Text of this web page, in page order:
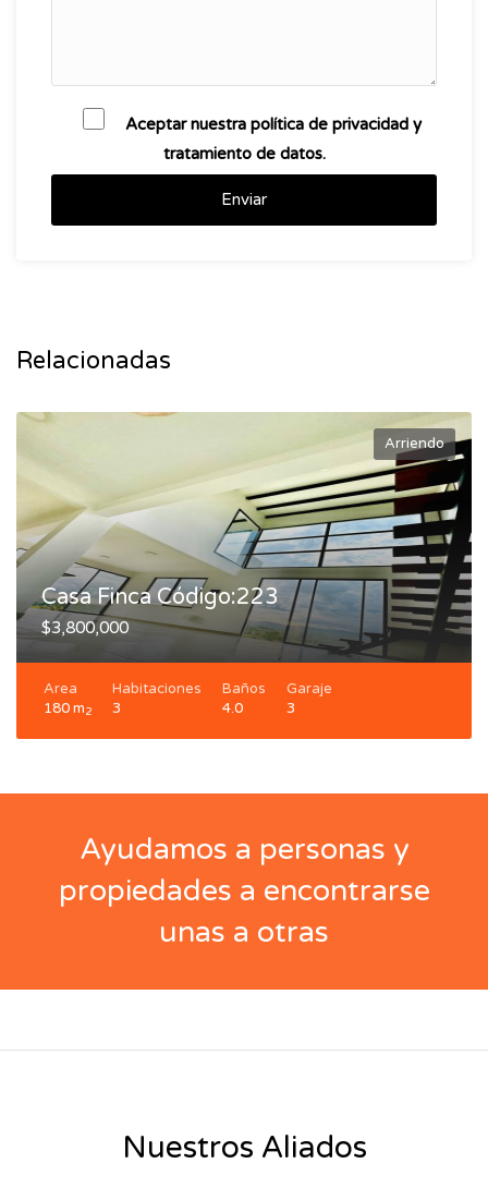
Aceptar nuestra política de privacidad y
tratamiento de datos.
Enviar
Relacionadas
Arriendo
Casa Finca Código:223
$3,800,000
Area
180 m2
Habitaciones
3
Baños
4.0
Garaje
3
Ayudamos a personas y
propiedades a encontrarse
unas a otras
Nuestros Aliados